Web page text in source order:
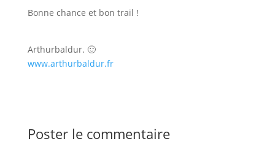
Bonne chance et bon trail !
Arthurbaldur. 🙂
www.arthurbaldur.fr
Poster le commentaire